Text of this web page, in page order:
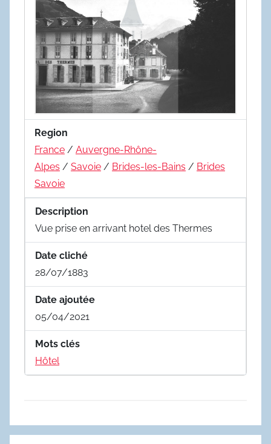
Region
France / Auvergne-Rhône-
Alpes / Savoie / Brides-les-Bains / Brides
Savoie
Description
Vue prise en arrivant hotel des Thermes
Date cliché
28/07/1883
Date ajoutée
05/04/2021
Mots clés
Hôtel